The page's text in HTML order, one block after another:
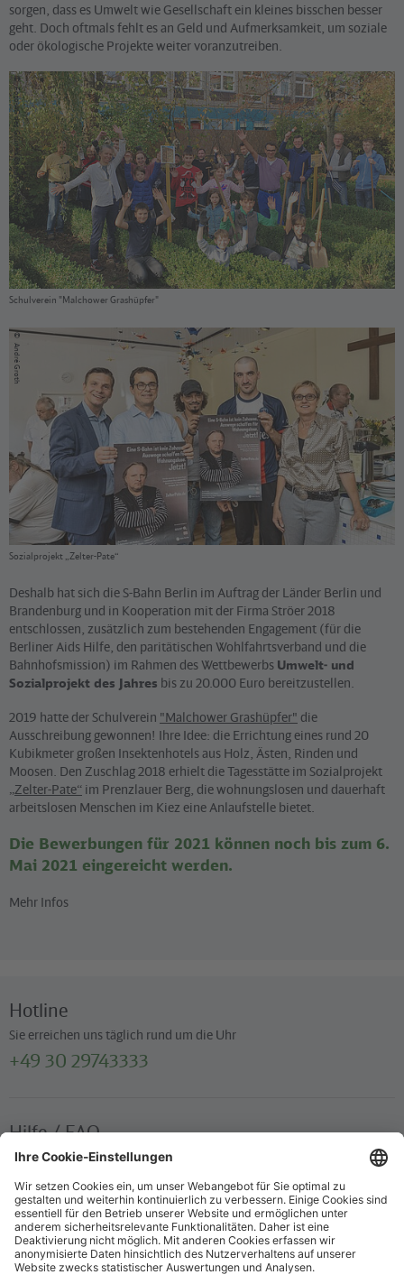
sorgen, dass es Umwelt wie Gesellschaft ein kleines bisschen besser
geht. Doch oftmals fehlt es an Geld und Aufmerksamkeit, um soziale
oder ökologische Projekte weiter voranzutreiben.
©
Foto-AG des Grünen Campus Malchow
Schulverein "Malchower Grashüpfer"
©
André Groth
Sozialprojekt „Zelter-Pate“
Deshalb hat sich die S-Bahn Berlin im Auftrag der Länder Berlin und
Brandenburg und in Kooperation mit der Firma Ströer 2018
entschlossen, zusätzlich zum bestehenden Engagement (für die
Berliner Aids Hilfe, den paritätischen Wohlfahrtsverband und die
Bahnhofsmission) im Rahmen des Wettbewerbs Umwelt- und
Sozialprojekt des Jahres bis zu 20.000 Euro bereitzustellen.
2019 hatte der Schulverein "Malchower Grashüpfer" die
Ausschreibung gewonnen! Ihre Idee: die Errichtung eines rund 20
Kubikmeter großen Insektenhotels aus Holz, Ästen, Rinden und
Moosen. Den Zuschlag 2018 erhielt die Tagesstätte im Sozialprojekt
„Zelter-Pate“ im Prenzlauer Berg, die wohnungslosen und dauerhaft
arbeitslosen Menschen im Kiez eine Anlaufstelle bietet.
Die Bewerbungen für 2021 können noch bis zum 6.
Mai 2021 eingereicht werden.
Mehr Infos
Hotline
Sie erreichen uns täglich rund um die Uhr
+49 30 29743333
Hilfe / FAQ
Die wichtigsten Antworten und Hilfestellungen für unterwegs
Verkaufsstellen
Ticketverkauf und persönliche Beratung